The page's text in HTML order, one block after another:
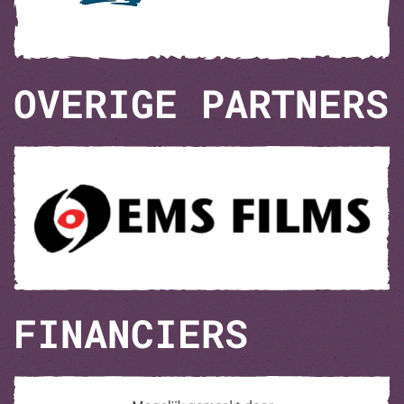
OVERIGE PARTNERS
FINANCIERS